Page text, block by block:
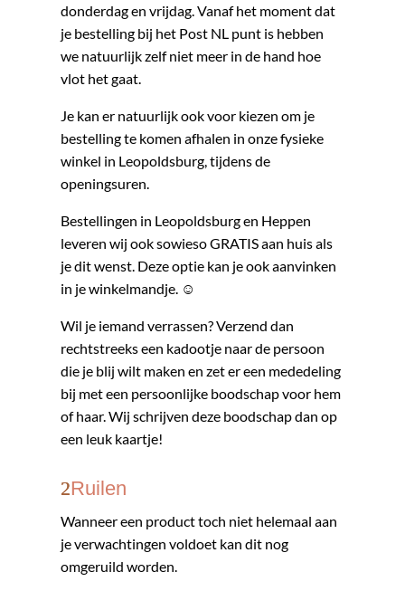
donderdag en vrijdag. Vanaf het moment dat
je bestelling bij het Post NL punt is hebben
we natuurlijk zelf niet meer in de hand hoe
vlot het gaat.
Je kan er natuurlijk ook voor kiezen om je
bestelling te komen afhalen in onze fysieke
winkel in Leopoldsburg, tijdens de
openingsuren.
Bestellingen in Leopoldsburg en Heppen
leveren wij ook sowieso GRATIS aan huis als
je dit wenst. Deze optie kan je ook aanvinken
in je winkelmandje. ☺
Wil je iemand verrassen? Verzend dan
rechtstreeks een kadootje naar de persoon
die je blij wilt maken en zet er een mededeling
bij met een persoonlijke boodschap voor hem
of haar. Wij schrijven deze boodschap dan op
een leuk kaartje!
Ruilen
Wanneer een product toch niet helemaal aan
je verwachtingen voldoet kan dit nog
omgeruild worden.